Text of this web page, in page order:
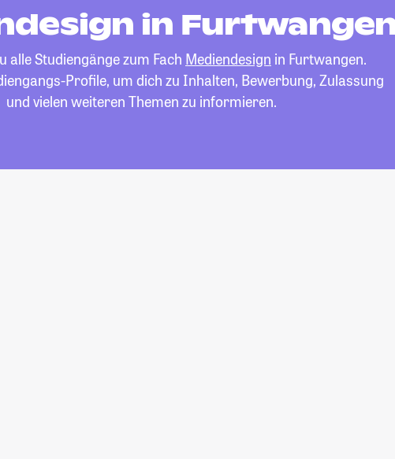
in
alle Studiengänge zum Fach Mediendesign in Furtwangen.
Profile, um dich zu Inhalten, Bewerbung, Zulassung
und vielen weiteren Themen zu informieren.